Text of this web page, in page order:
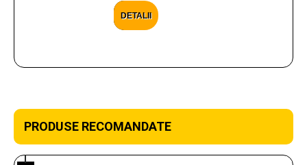
DETALII
PRODUSE RECOMANDATE